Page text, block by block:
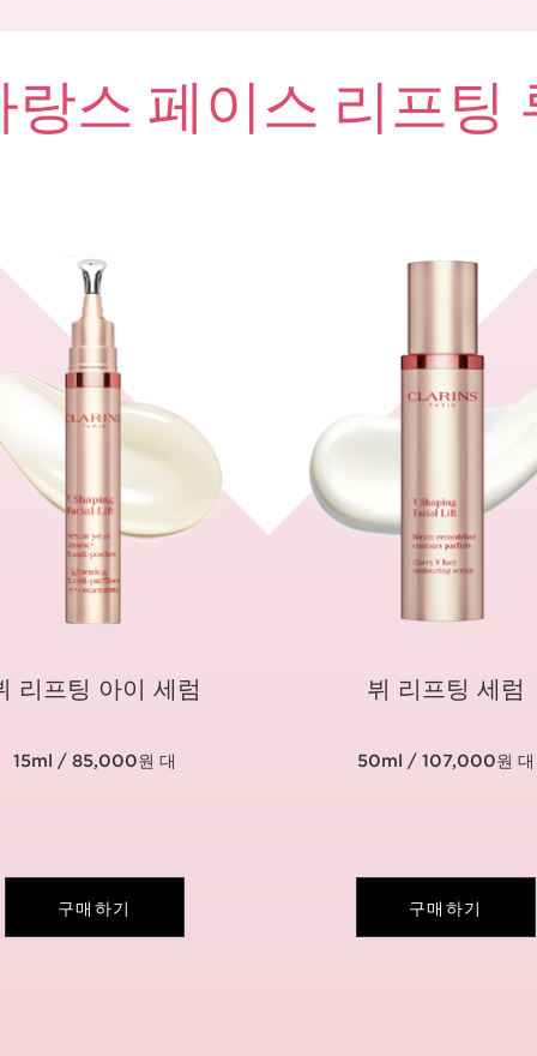
랑스 페이스 리프팅
리프팅 아이 세럼
15ml / 85,000원 대
구매하기
뷔 리프팅 세럼
50ml / 107,000원 대
구매하기